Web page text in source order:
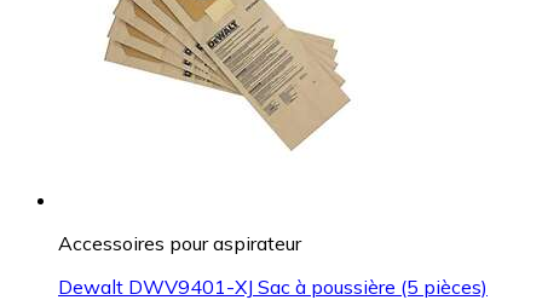
Accessoires pour aspirateur
Dewalt DWV9401-XJ Sac à poussière (5 pièces)